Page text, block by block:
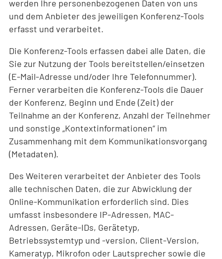
werden Ihre personenbezogenen Daten von uns
und dem Anbieter des jeweiligen Konferenz-Tools
erfasst und verarbeitet.
Die Konferenz-Tools erfassen dabei alle Daten, die
Sie zur Nutzung der Tools bereitstellen/einsetzen
(E-Mail-Adresse und/oder Ihre Telefonnummer).
Ferner verarbeiten die Konferenz-Tools die Dauer
der Konferenz, Beginn und Ende (Zeit) der
Teilnahme an der Konferenz, Anzahl der Teilnehmer
und sonstige „Kontextinformationen“ im
Zusammenhang mit dem Kommunikationsvorgang
(Metadaten).
Des Weiteren verarbeitet der Anbieter des Tools
alle technischen Daten, die zur Abwicklung der
Online-Kommunikation erforderlich sind. Dies
umfasst insbesondere IP-Adressen, MAC-
Adressen, Geräte-IDs, Gerätetyp,
Betriebssystemtyp und -version, Client-Version,
Kameratyp, Mikrofon oder Lautsprecher sowie die